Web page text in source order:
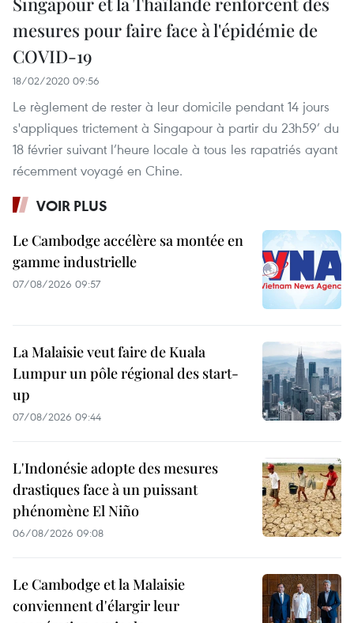
mesures pour faire face à l'épidémie de
COVID-19
18/02/2020 09:56
Le règlement de rester à leur domicile pendant 14 jours
s'appliques trictement à Singapour à partir du 23h59’ du
18 février suivant l’heure locale à tous les rapatriés ayant
récemment voyagé en Chine.
VOIR PLUS
Le Cambodge accélère sa montée en
gamme industrielle
07/08/2026 09:57
La Malaisie veut faire de Kuala
Lumpur un pôle régional des start-
up
07/08/2026 09:44
L'Indonésie adopte des mesures
drastiques face à un puissant
phénomène El Niño
06/08/2026 09:08
Le Cambodge et la Malaisie
conviennent d'élargir leur